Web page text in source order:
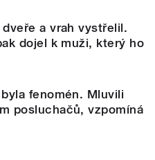
a vrah vystřelil.
dojel k muži, který ho
fenomén. Mluvili
posluchačů, vzpomíná